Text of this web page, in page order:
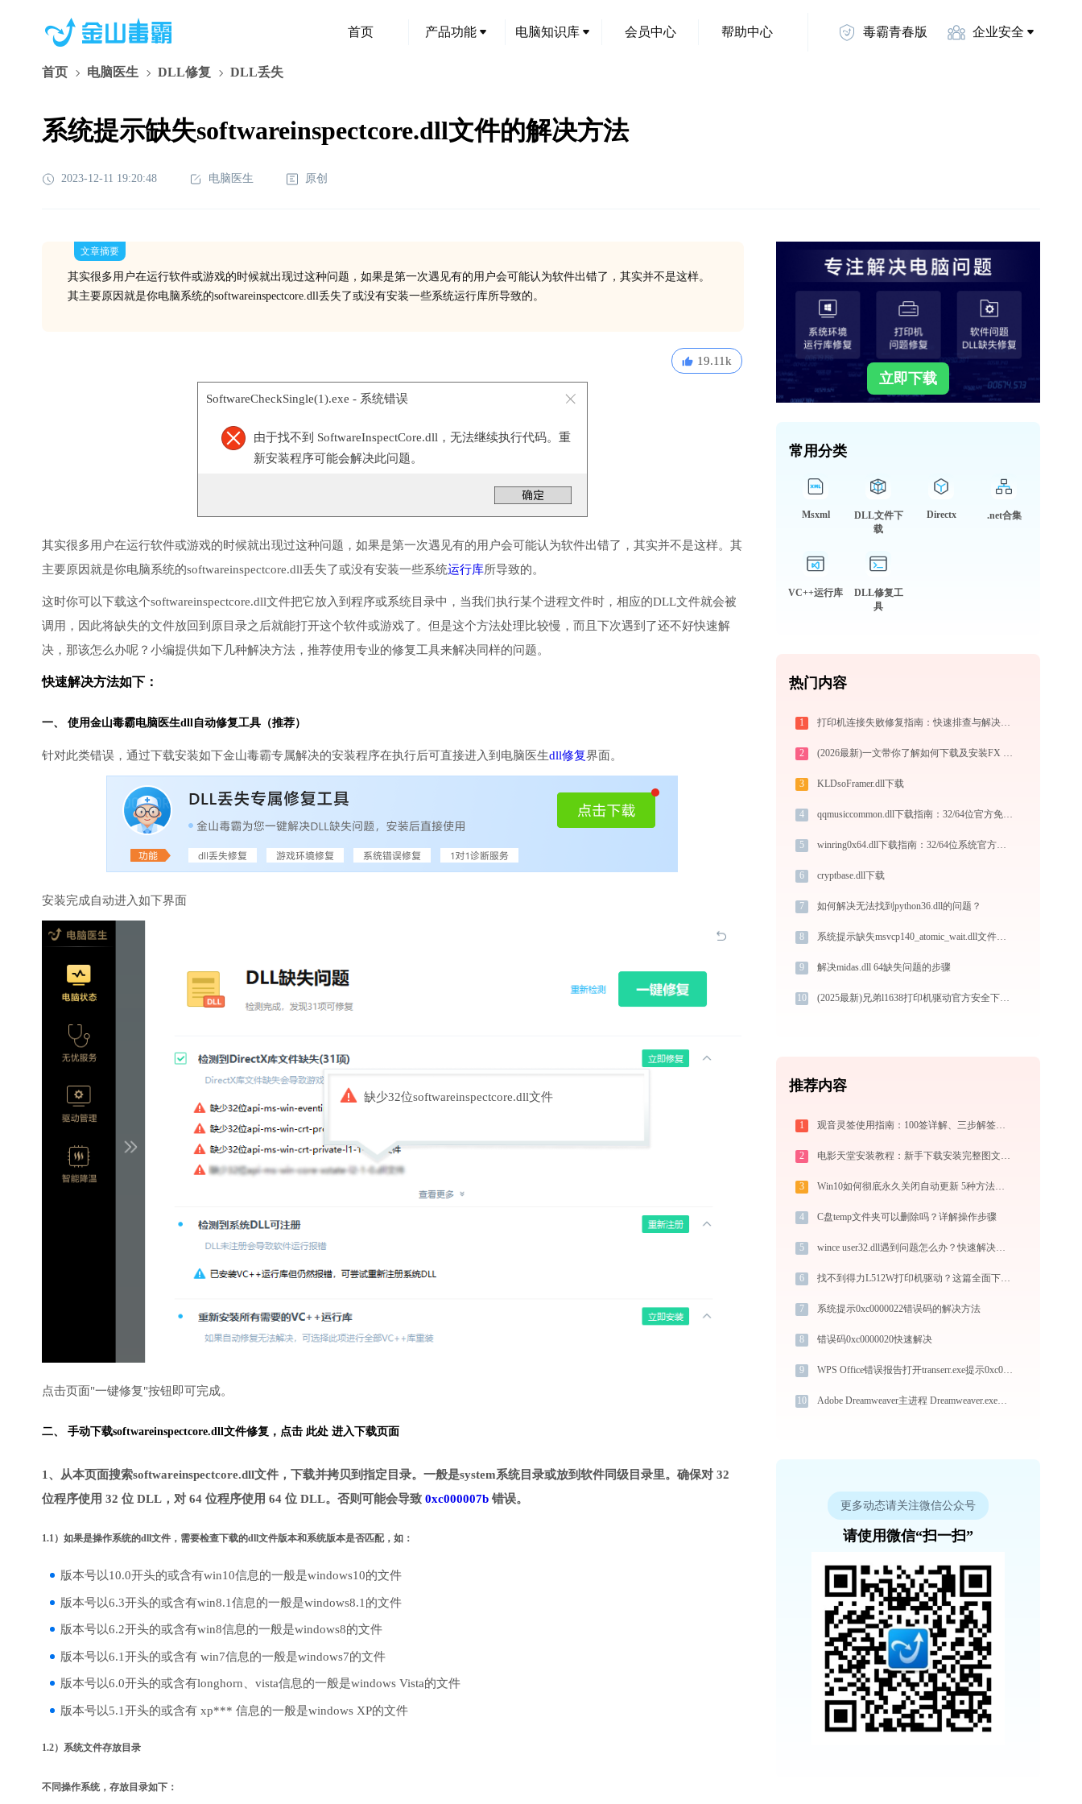
首页 产品功能 电脑知识库 会员中心 帮助中心 毒霸青春版 企业安全
首页 电脑医生 DLL修复 DLL丢失
系统提示缺失softwareinspectcore.dll文件的解决方法
2023-12-11 19:20:48 电脑医生 原创
文章摘要
其实很多用户在运行软件或游戏的时候就出现过这种问题，如果是第一次遇见有的用户会可能认为软件出错了，其实并不是这样。
其主要原因就是你电脑系统的softwareinspectcore.dll丢失了或没有安装一些系统运行库所导致的。
19.11k
SoftwareCheckSingle(1).exe - 系统错误
由于找不到 SoftwareInspectCore.dll，无法继续执行代码。重
新安装程序可能会解决此问题。
其实很多用户在运行软件或游戏的时候就出现过这种问题，如果是第一次遇见有的用户会可能认为软件出错了，其实并不是这样。其
主要原因就是你电脑系统的softwareinspectcore.dll丢失了或没有安装一些系统运行库所导致的。
这时你可以下载这个softwareinspectcore.dll文件把它放入到程序或系统目录中，当我们执行某个进程文件时，相应的DLL文件就会被
调用，因此将缺失的文件放回到原目录之后就能打开这个软件或游戏了。但是这个方法处理比较慢，而且下次遇到了还不好快速解
决，那该怎么办呢？小编提供如下几种解决方法，推荐使用专业的修复工具来解决同样的问题。
快速解决方法如下：
一、 使用金山毒霸电脑医生dll自动修复工具（推荐）
针对此类错误，通过下载安装如下金山毒霸专属解决的安装程序在执行后可直接进入到电脑医生dll修复界面。
安装完成自动进入如下界面
缺少32位softwareinspectcore.dll文件
点击页面"一键修复"按钮即可完成。
二、 手动下载softwareinspectcore.dll文件修复， 点击 此处 进入下载页面
1、从本页面搜索softwareinspectcore.dll文件，下载并拷贝到指定目录。一般是system系统目录或放到软件同级目录里。确保对 32
位程序使用 32 位 DLL，对 64 位程序使用 64 位 DLL。否则可能会导致 0xc000007b 错误。
1.1）如果是操作系统的dll文件，需要检查下载的dll文件版本和系统版本是否匹配，如：
版本号以10.0开头的或含有win10信息的一般是windows10的文件
版本号以6.3开头的或含有win8.1信息的一般是windows8.1的文件
版本号以6.2开头的或含有win8信息的一般是windows8的文件
版本号以6.1开头的或含有 win7信息的一般是windows7的文件
版本号以6.0开头的或含有longhorn、vista信息的一般是windows Vista的文件
版本号以5.1开头的或含有 xp*** 信息的一般是windows XP的文件
1.2）系统文件存放目录
不同操作系统，存放目录如下：
立即下载
常用分类
Msxml
DLL文件下
载
Directx .net合集
VC++运行库
DLL修复工
具
热门内容
1 打印机连接失败修复指南：快速排查与解决方案
2 (2026最新)一文带你了解如何下载及安装FX DocuPrint M265 z BR-Script3打印机驱动
3 KLDsoFramer.dll下载
4 qqmusiccommon.dll下载指南：32/64位官方免费版解决DLL缺失问题
5 winring0x64.dll下载指南：32/64位系统官方免费版安全获取方法
6 cryptbase.dll下载
7 如何解决无法找到python36.dll的问题？
8 系统提示缺失msvcp140_atomic_wait.dll文件的解决方法
9 解决midas.dll 64缺失问题的步骤
10 (2025最新)兄弟l1638打印机驱动官方安全下载打印机驱动下载【官方版免费】安装教程
推荐内容
1 观音灵签使用指南：100签详解、三步解签法与六大场景解读
2 电影天堂安装教程：新手下载安装完整图文步骤
3 Win10如何彻底永久关闭自动更新 5种方法教你永久关闭win10自动更新
4 C盘temp文件夹可以删除吗？详解操作步骤
5 wince user32.dll遇到问题怎么办？快速解决指南
6 找不到得力L512W打印机驱动？这篇全面下载安装指南帮到你
7 系统提示0xc0000022错误码的解决方法
8 错误码0xc0000020快速解决
9 WPS Office错误报告打开transerr.exe提示0xc000000d错误码怎么办
10 Adobe Dreamweaver主进程 Dreamweaver.exe加载vic32.dll文件丢失处理办法
更多动态请关注微信公众号
请使用微信“扫一扫”